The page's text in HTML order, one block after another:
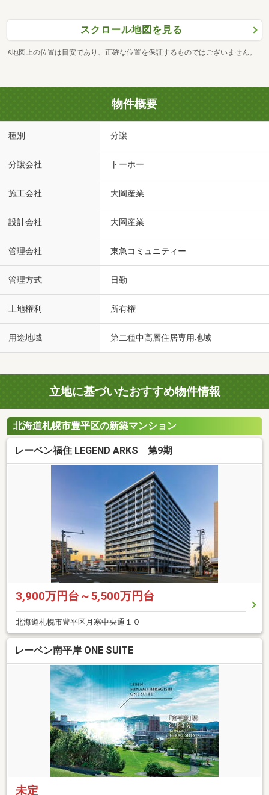
スクロール地図を見る
※地図上の位置は目安であり、正確な位置を保証するものではございません。
物件概要
種別 分譲
分譲会社 トーホー
施工会社 大岡産業
設計会社 大岡産業
管理会社 東急コミュニティー
管理方式 日勤
土地権利 所有権
用途地域 第二種中高層住居専用地域
立地に基づいたおすすめ物件情報
北海道札幌市豊平区の新築マンション
レーベン福住 LEGEND ARKS 第9期
3,900万円台～5,500万円台
北海道札幌市豊平区月寒中央通１０
レーベン南平岸 ONE SUITE
未定